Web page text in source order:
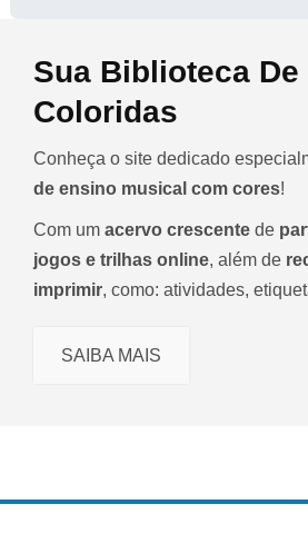
Sua Biblioteca
Coloridas
Conheça o site dedicado
de ensino musical com cores!
Com um acervo crescente de
jogos e trilhas online, além de
imprimir, como: atividades,
SAIBA MAIS